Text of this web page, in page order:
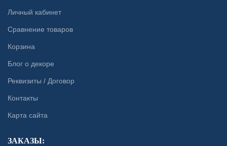
Личный кабинет
Сравнение товаров
Корзина
Блог о декоре
Реквизиты / Договор
Контакты
Карта сайта
ЗАКАЗЫ: